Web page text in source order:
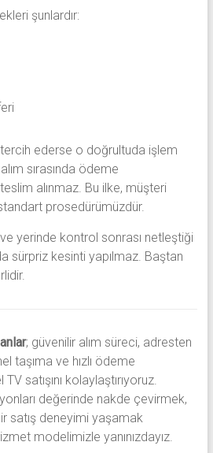
şunlardır:
ederse o doğrultuda işlem
sırasında ödeme
alınmaz. Bu ilke, müşteri
prosedürümüzdür.
yerinde kontrol sonrası netleştiği
sürpriz kesinti yapılmaz. Baştan
; güvenilir alım süreci, adresten
taşıma ve hızlı ödeme
satışını kolaylaştırıyoruz.
değerinde nakde çevirmek,
satış deneyimi yaşamak
modelimizle yanınızdayız.